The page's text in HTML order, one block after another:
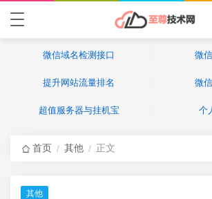
微信域名检测接口 微
提升网站流量排名 微
超值服务器与挂机宝 个
首页 / 其他 / 正文
其他